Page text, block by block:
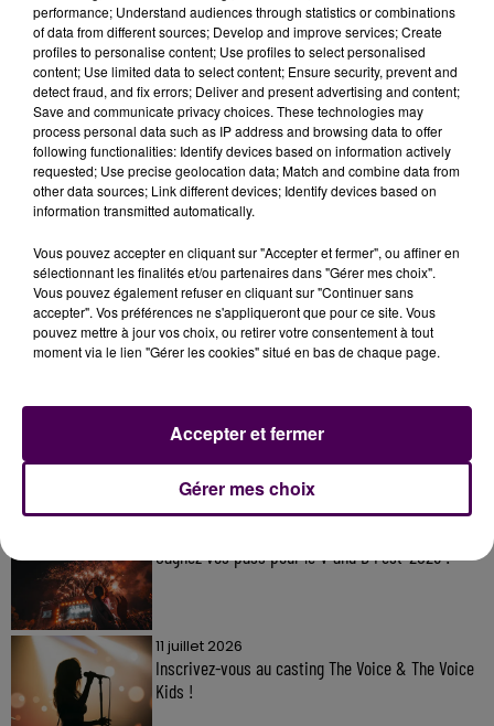
des établissements accueillant des personnes
âgées dépendantes.Ceux-ci seront"approvisionnés
en vaccins tout au long de cette première étape qui
durera 6 à 8 semaines, le vaccin nécessitant
l’administration d’une deuxième dose 21 jours après
la première injection"ajoute l’ARS. Le gouvernement
espère qu’un million de personnes se feront vacciner
d’ici à la fin février.
À LA UNE
Gagnez vos pass pour le V and B Fest' 2026 !
11 juillet 2026
Inscrivez-vous au casting The Voice & The Voice
Kids !
performance; Understand audiences through statistics or combinations
of data from different sources; Develop and improve services; Create
profiles to personalise content; Use profiles to select personalised
content; Use limited data to select content; Ensure security, prevent and
detect fraud, and fix errors; Deliver and present advertising and content;
Save and communicate privacy choices. These technologies may
process personal data such as IP address and browsing data to offer
following functionalities: Identify devices based on information actively
requested; Use precise geolocation data; Match and combine data from
other data sources; Link different devices; Identify devices based on
information transmitted automatically.
Vous pouvez accepter en cliquant sur "Accepter et fermer", ou affiner en
sélectionnant les finalités et/ou partenaires dans "Gérer mes choix".
Vous pouvez également refuser en cliquant sur "Continuer sans
accepter". Vos préférences ne s'appliqueront que pour ce site. Vous
pouvez mettre à jour vos choix, ou retirer votre consentement à tout
moment via le lien "Gérer les cookies" situé en bas de chaque page.
Gérer mes choix
Accepter et fermer